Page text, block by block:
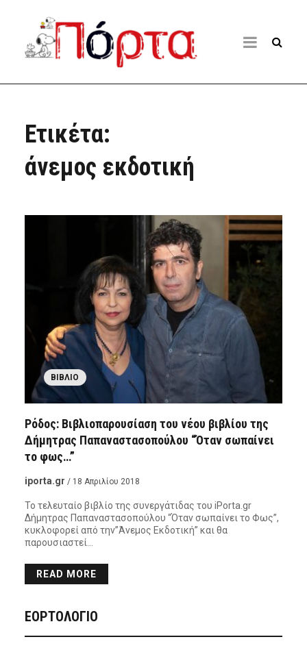
Ετικέτα:
άνεμος εκδοτική
ΒΙΒΛΊΟ
Ρόδος: Βιβλιοπαρουσίαση του νέου βιβλίου της
Δήμητρας Παπαναστασοπούλου “Όταν σωπαίνει
το φως…”
iporta.gr / 18 Απριλίου 2018
Το τελευταίο βιβλίο της συνεργάτιδας του iPorta.gr
Δήμητρας Παπαναστασοπούλου “Όταν σωπαίνει το Φως”,
κυκλοφορεί από την”Άνεμος Εκδοτική” και θα
παρουσιαστεί…
READ MORE
ΕΟΡΤΟΛΟΓΙΟ